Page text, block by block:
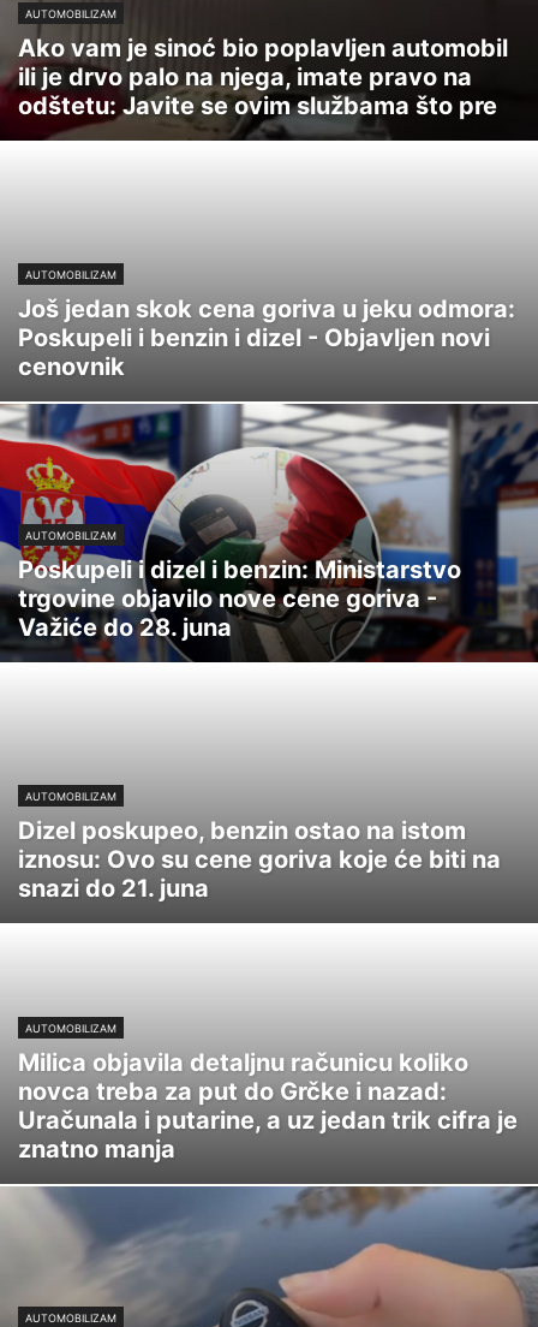
AUTOMOBILIZAM
Ako vam je sinoć bio poplavljen automobil
ili je drvo palo na njega, imate pravo na
odštetu: Javite se ovim službama što pre
AUTOMOBILIZAM
Još jedan skok cena goriva u jeku odmora:
Poskupeli i benzin i dizel - Objavljen novi
cenovnik
AUTOMOBILIZAM
Poskupeli i dizel i benzin: Ministarstvo
trgovine objavilo nove cene goriva -
Važiće do 28. juna
AUTOMOBILIZAM
Dizel poskupeo, benzin ostao na istom
iznosu: Ovo su cene goriva koje će biti na
snazi do 21. juna
AUTOMOBILIZAM
Milica objavila detaljnu računicu koliko
novca treba za put do Grčke i nazad:
Uračunala i putarine, a uz jedan trik cifra je
znatno manja
AUTOMOBILIZAM